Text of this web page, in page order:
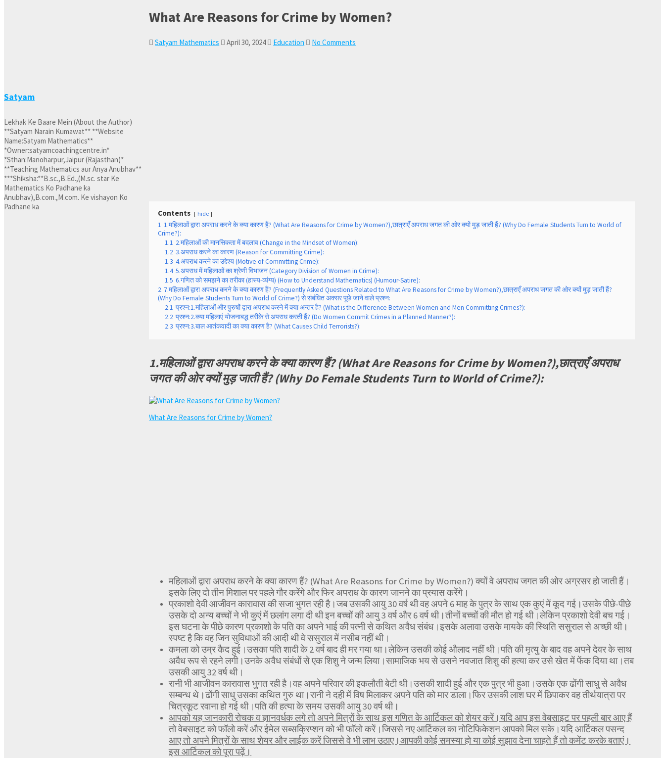
What Are Reasons for Crime by Women?
Satyam Mathematics April 30, 2024 Education No Comments
Contents hide
1 1.महिलाओं द्वारा अपराध करने के क्या कारण हैं? (What Are Reasons for Crime by Women?),छात्राएँ अपराध जगत की ओर क्यों मुड़ जाती हैं? (Why Do Female Students Turn to World of
Crime?):
1.1 2.महिलाओं की मानसिकता में बदलाव (Change in the Mindset of Women):
1.2 3.अपराध करने का कारण (Reason for Committing Crime):
1.3 4.अपराध करने का उद्देश्य (Motive of Committing Crime):
1.4 5.अपराध में महिलाओं का श्रेणी विभाजन (Category Division of Women in Crime):
1.5 6.गणित को समझने का तरीका (हास्य-व्यंग्य) (How to Understand Mathematics) (Humour-Satire):
2 7.महिलाओं द्वारा अपराध करने के क्या कारण हैं? (Frequently Asked Questions Related to What Are Reasons for Crime by Women?),छात्राएँ अपराध जगत की ओर क्यों मुड़ जाती हैं?
(Why Do Female Students Turn to World of Crime?) से संबंधित अक्सर पूछे जाने वाले प्रश्न:
2.1 प्रश्न:1.महिलाओं और पुरुषों द्वारा अपराध करने में क्या अन्तर है? (What is the Difference Between Women and Men Committing Crimes?):
2.2 प्रश्न:2.क्या महिलाएं योजनाबद्ध तरीके से अपराध करती हैं? (Do Women Commit Crimes in a Planned Manner?):
2.3 प्रश्न:3.बाल आतंकवादी का क्या कारण है? (What Causes Child Terrorists?):
1.महिलाओं द्वारा अपराध करने के क्या कारण हैं? (What Are Reasons for Crime by Women?),छात्राएँ अपराध
जगत की ओर क्यों मुड़ जाती हैं? (Why Do Female Students Turn to World of Crime?):
What Are Reasons for Crime by Women?
महिलाओं द्वारा अपराध करने के क्या कारण हैं? (What Are Reasons for Crime by Women?) क्यों वे अपराध जगत की ओर अग्रसर हो जाती हैं।
इसके लिए दो तीन मिशाल पर पहले गौर करेंगे और फिर अपराध के कारण जानने का प्रयास करेंगे।
प्रकाशो देवी आजीवन कारावास की सजा भुगत रही है।जब उसकी आयु 30 वर्ष थी वह अपने 6 माह के पुत्र के साथ एक कुएं में कूद गई।उसके पीछे-पीछे
उसके दो अन्य बच्चों ने भी कुएं में छलांग लगा दी थी इन बच्चों की आयु 3 वर्ष और 6 वर्ष थी।तीनों बच्चों की मौत हो गई थी।लेकिन प्रकाशो देवी बच गई।
इस घटना के पीछे कारण प्रकाशो के पति का अपने भाई की पत्नी से कथित अवैध संबंध।इसके अलावा उसके मायके की स्थिति ससुराल से अच्छी थी।
स्पष्ट है कि वह जिन सुविधाओं की आदी थी वे ससुराल में नसीब नहीं थी।
कमला को उम्र कैद हुई।उसका पति शादी के 2 वर्ष बाद ही मर गया था।लेकिन उसकी कोई औलाद नहीं थी।पति की मृत्यु के बाद वह अपने देवर के साथ
अवैध रूप से रहने लगी।उनके अवैध संबंधों से एक शिशु ने जन्म लिया।सामाजिक भय से उसने नवजात शिशु की हत्या कर उसे खेत में फेंक दिया था।तब
उसकी आयु 32 वर्ष थी।
रानी भी आजीवन कारावास भुगत रही है।वह अपने परिवार की इकलौती बेटी थी।उसकी शादी हुई और एक पुत्र भी हुआ।उसके एक ढोंगी साधु से अवैध
सम्बन्ध थे।ढोंगी साधु उसका कथित गुरु था।रानी ने दही में विष मिलाकर अपने पति को मार डाला।फिर उसकी लाश घर में छिपाकर वह तीर्थयात्रा पर
चित्रकूट रवाना हो गई थी।पति की हत्या के समय उसकी आयु 30 वर्ष थी।
आपको यह जानकारी रोचक व ज्ञानवर्धक लगे तो अपने मित्रों के साथ इस गणित के आर्टिकल को शेयर करें।यदि आप इस वेबसाइट पर पहली बार आए हैं
तो वेबसाइट को फॉलो करें और ईमेल सब्सक्रिप्शन को भी फॉलो करें।जिससे नए आर्टिकल का नोटिफिकेशन आपको मिल सके।यदि आर्टिकल पसन्द
आए तो अपने मित्रों के साथ शेयर और लाईक करें जिससे वे भी लाभ उठाए।आपकी कोई समस्या हो या कोई सुझाव देना चाहते हैं तो कमेंट करके बताएं।
इस आर्टिकल को पूरा पढ़ें।
Satyam
Lekhak Ke Baare Mein (About the Author)
**Satyam Narain Kumawat** **Website
Name:Satyam Mathematics**
*Owner:satyamcoachingcentre.in*
*Sthan:Manoharpur,Jaipur (Rajasthan)*
**Teaching Mathematics aur Anya Anubhav**
***Shiksha:**B.sc.,B.Ed.,(M.sc. star Ke
Mathematics Ko Padhane ka
Anubhav),B.com.,M.com. Ke vishayon Ko
Padhane ka